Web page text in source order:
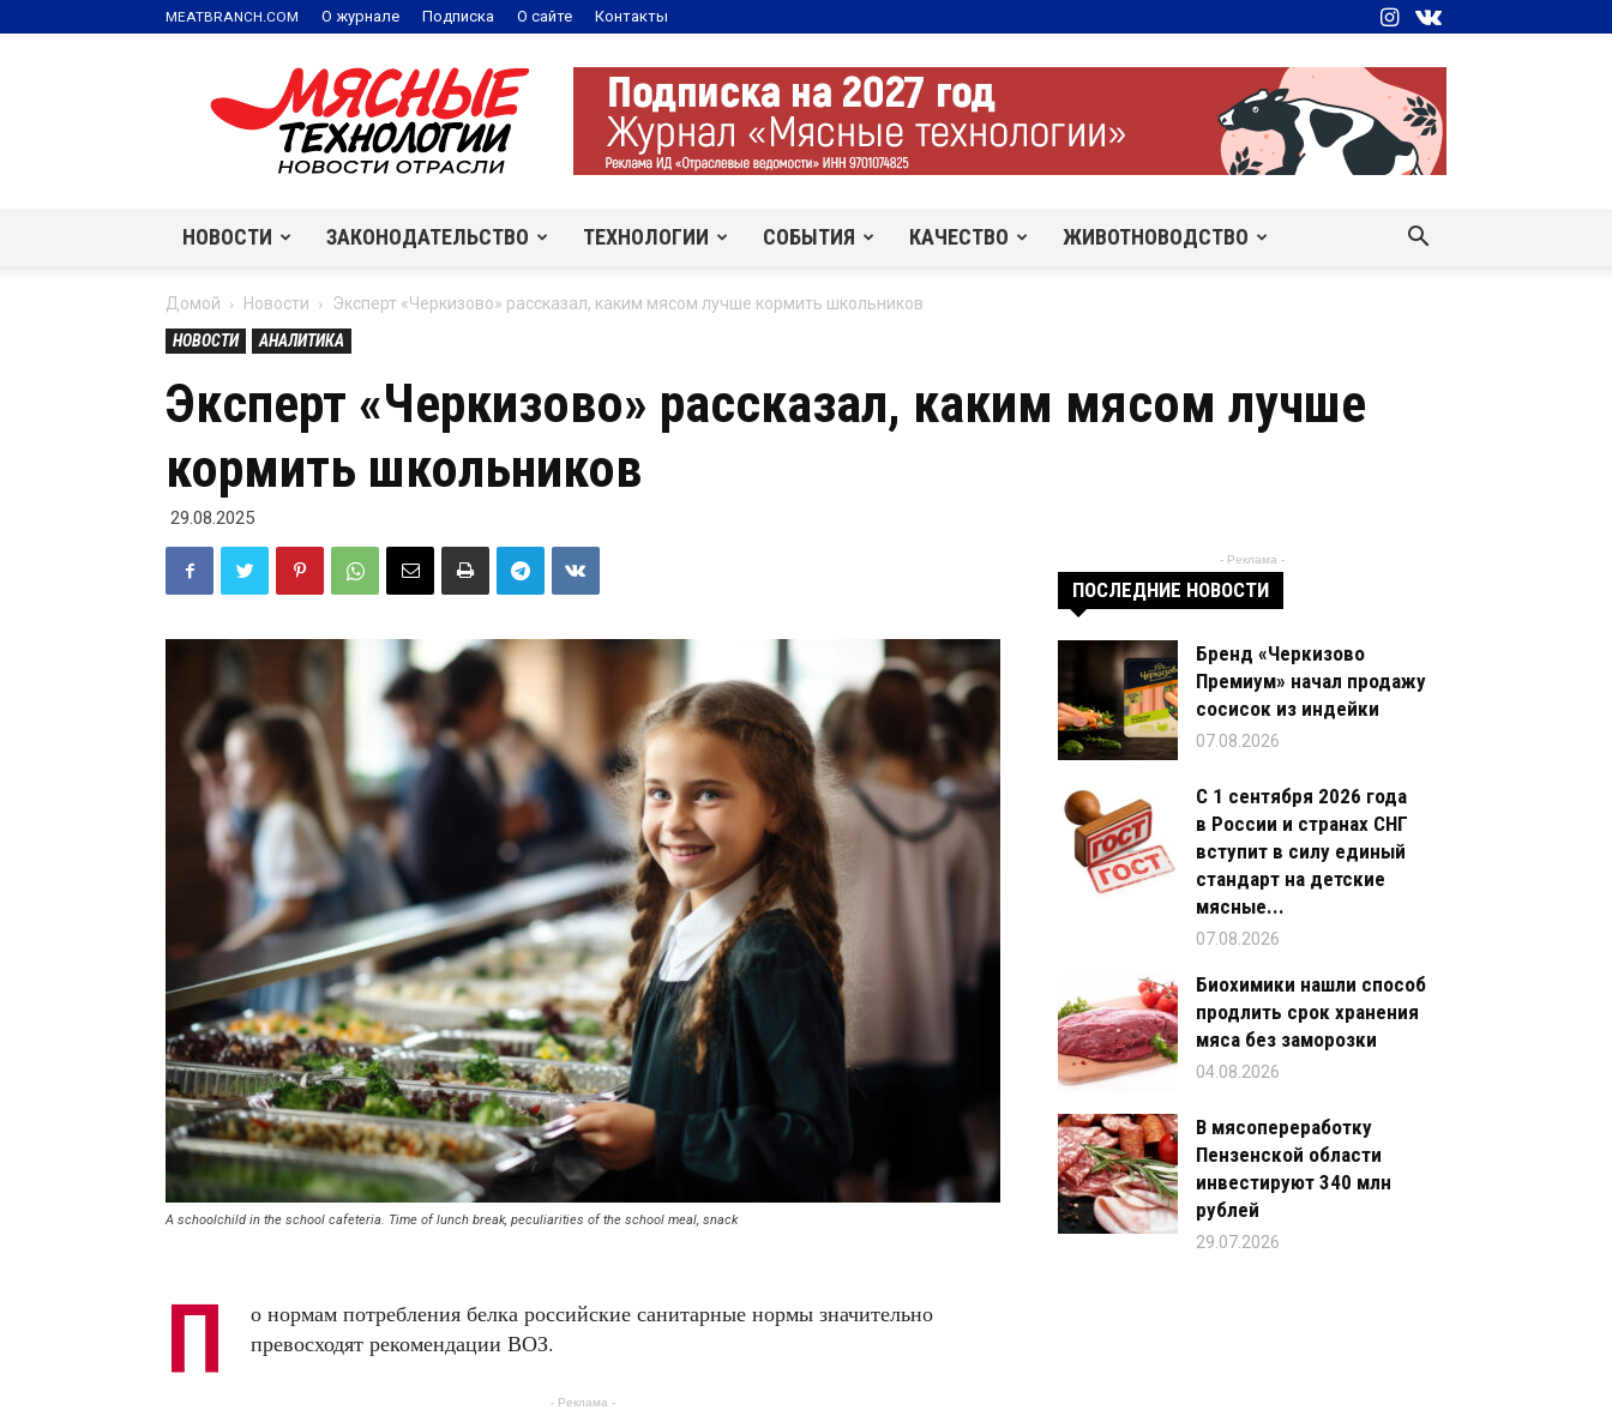
MEATBRANCH.COM О журнале Подписка О сайте Контакты
Мясные
технологии
|
Новости
отрасли
НОВОСТИ ЗАКОНОДАТЕЛЬСТВО ТЕХНОЛОГИИ СОБЫТИЯ КАЧЕСТВО ЖИВОТНОВОДСТВО
Домой Новости
Эксперт «Черкизово» рассказал, каким мясом лучше кормить школьников
НОВОСТИ
АНАЛИТИКА
Эксперт «Черкизово» рассказал, каким мясом лучше
кормить школьников
29.08.2025
A schoolchild in the school cafeteria. Time of lunch break, peculiarities of the school meal, snack
П
о нормам потребления белка российские санитарные нормы значительно
превосходят рекомендации ВОЗ.
- Реклама -
- Реклама -
ПОСЛЕДНИЕ НОВОСТИ
Бренд «Черкизово
Премиум» начал продажу
сосисок из индейки
07.08.2026
С 1 сентября 2026 года
в России и странах СНГ
вступит в силу единый
стандарт на детские
мясные...
07.08.2026
Биохимики нашли способ
продлить срок хранения
мяса без заморозки
04.08.2026
В мясопереработку
Пензенской области
инвестируют 340 млн
рублей
29.07.2026